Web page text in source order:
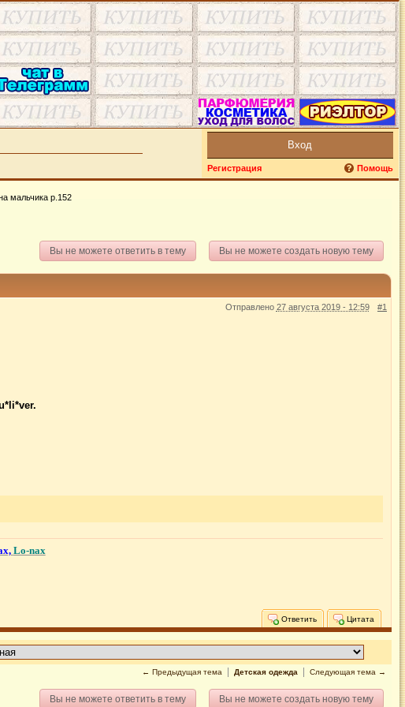
Вход
Регистрация Помощь
мальчика р.152
Вы не можете создать новую тему
Вы не можете ответить в тему
#1
Отправлено 27 августа 2019 - 12:59
Lo-nax
Цитата
Ответить
← Предыдущая тема Детская одежда Следующая тема →
Вы не можете создать новую тему
Вы не можете ответить в тему